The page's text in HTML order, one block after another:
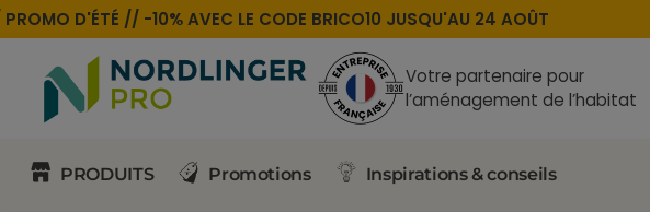
D'ÉTÉ //-10% AVEC LE CODEBRICO10JUSQU'AU 24 AOÛT
Votre partenaire pour
l’aménagement de l’habitat
PRODUITS Promotions Inspirations & conseils